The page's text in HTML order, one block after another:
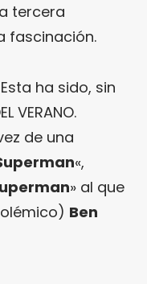
tercera
fascinación.
Esta ha sido, sin
VERANO.
de una
«,
» al que
Ben